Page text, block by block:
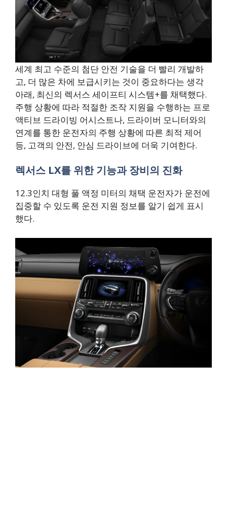
세계 최고 수준의 첨단 안전 기술을 더 빨리 개발하
고, 더 많은 차에 보급시키는 것이 중요하다는 생각
아래, 최신의 렉서스 세이프티 시스템+를 채택했다.
주행 상황에 따라 적절한 조작 지원을 수행하는 프로
액티브 드라이빙 어시스트나, 드라이버 모니터와의
연계를 통한 운전자의 주행 상황에 따른 최적 제어
등, 고객의 안전, 안심 드라이브에 더욱 기여한다.
렉서스 LX를 위한 기능과 장비의 진화
12.3인치 대형 풀 액정 미터의 채택 운전자가 운전에
집중할 수 있도록 운전 지원 정보를 알기 쉽게 표시
했다.